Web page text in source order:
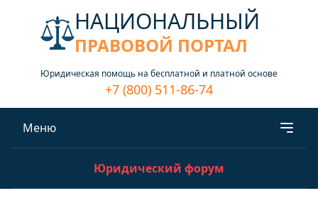
НАЦИОНАЛЬНЫЙ
ПРАВОВОЙ ПОРТАЛ
Юридическая помощь на бесплатной и платной основе
+7 (800) 511-86-74
Меню
Юридический форум